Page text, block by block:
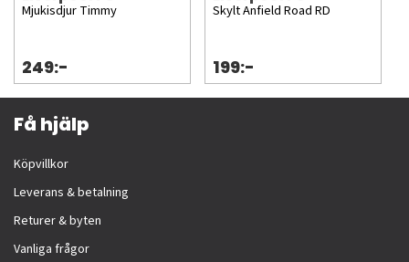
Mjukisdjur Timmy
249:-
Skylt Anfield Road RD
199:-
Få hjälp
Köpvillkor
Leverans & betalning
Returer & byten
Vanliga frågor